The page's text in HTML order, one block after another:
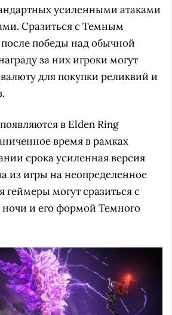
усиленными атаками
Сразиться с Темным
победы над обычной
за них игроки могут
для покупки реликвий и
в Elden Ring
время в рамках
срока усиленная версия
из игры на неопределенное
могут сразиться с
и его формой Темного